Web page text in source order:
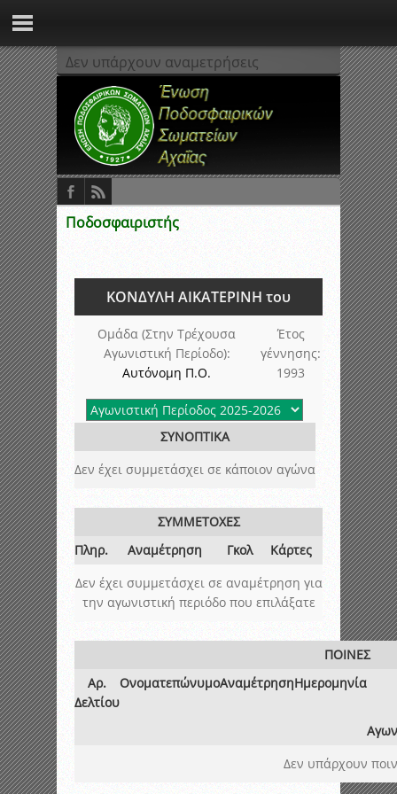
Δεν υπάρχουν αναμετρήσεις
Ποδοσφαιριστής
ΚΟΝΔΥΛΗ ΑΙΚΑΤΕΡΙΝΗ του
Ομάδα (Στην Τρέχουσα
Αγωνιστική Περίοδο):
Αυτόνομη Π.Ο.
Έτος
γέννησης:
1993
ΣΥΝΟΠΤΙΚΑ
Δεν έχει συμμετάσχει σε κάποιον αγώνα
ΣΥΜΜΕΤΟΧΕΣ
Πληρ.
Αναμέτρηση Γκολ
Κάρτες
Δεν έχει συμμετάσχει σε αναμέτρηση για
την αγωνιστική περιόδο που επιλάξατε
ΠΟΙΝΕΣ
Αρ.
Δελτίου
ΟνοματεπώνυμοΑναμέτρησηΗμερομηνία
Δεν υπάρχουν